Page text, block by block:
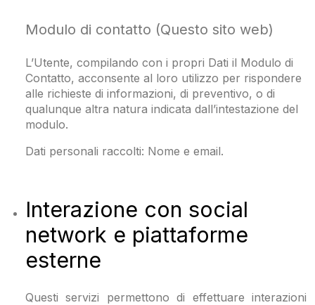
Modulo di contatto (Questo sito web)
L’Utente, compilando con i propri Dati il Modulo di
Contatto, acconsente al loro utilizzo per rispondere
alle richieste di informazioni, di preventivo, o di
qualunque altra natura indicata dall’intestazione del
modulo.
Dati personali raccolti: Nome e email.
Interazione con social
network e piattaforme
esterne
Questi servizi permettono di effettuare interazioni